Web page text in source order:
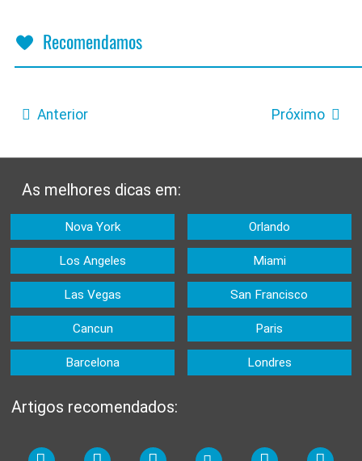
Recomendamos
Anterior Próximo
As melhores dicas em:
Nova York Orlando
Los Angeles Miami
Las Vegas San Francisco
Cancun Paris
Barcelona Londres
Artigos recomendados: